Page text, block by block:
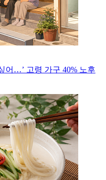
어…’ 고령 가구 40% 노후